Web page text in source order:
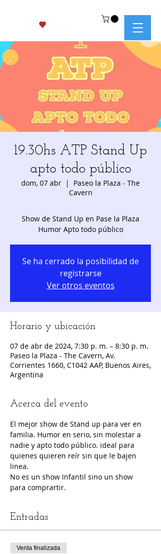
19.30hs ATP Stand Up
apto todo público
dom, 07 abr
  |
Paseo la Plaza - The
Cavern
Show de Stand Up en Pase la Plaza
Humor Apto todo público
Se ha cerrado la posibilidad de
registrarse
Ver otros eventos
Horario y ubicación
07 de abr de 2024, 7:30 p. m. – 8:30 p. m.
Paseo la Plaza - The Cavern, Av.
Corrientes 1660, C1042 AAP, Buenos Aires,
Argentina
Acerca del evento
El mejor show de Stand up para ver en
familia. Humor en serio, sin molestar a
nadie y apto todo público. ideal para
quienes quieren reír sin que le bajen
linea.
No es un show Infantil sino un show
para comprartir.
Entradas
Venta finalizada